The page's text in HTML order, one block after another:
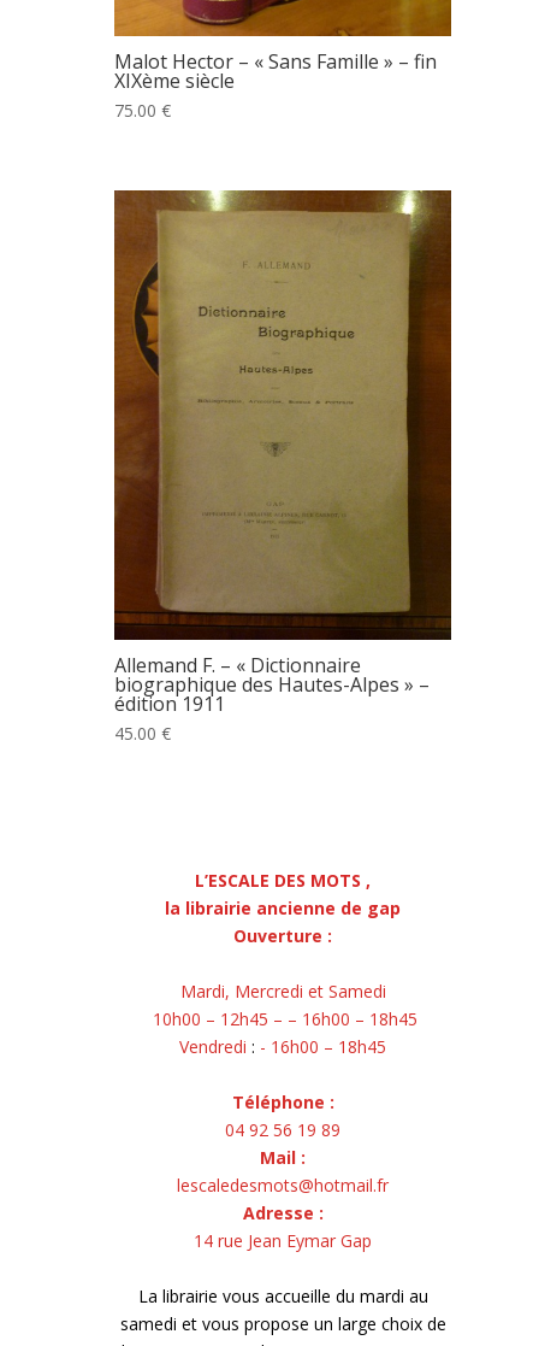
Malot Hector – « Sans Famille » – fin
XIXème siècle
75.00 €
Allemand F. – « Dictionnaire
biographique des Hautes-Alpes » –
édition 1911
45.00 €
L’ESCALE DES MOTS ,
la librairie ancienne de gap
Ouverture :
Mardi, Mercredi et Samedi
10h00 – 12h45 – – 16h00 – 18h45
Vendredi: - 16h00 – 18h45
Téléphone :
04 92 56 19 89
Mail :
lescaledesmots@hotmail.fr
Adresse :
14 rue Jean Eymar Gap
La librairie vous accueille du mardi au
samedi et vous propose un large choix de